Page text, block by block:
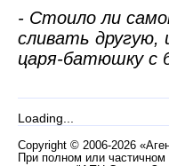
- Стоило ли
сливать другую,
царя-батюшку с
Loading...
Copyright © 2006-2026
При полном или